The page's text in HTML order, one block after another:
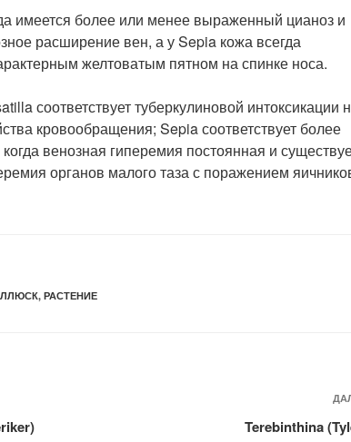
имеется более или менее выраженный цианоз и
расширение вен, а у Sepia кожа всегда
желтоватым пятном на спинке носа.
соответствует туберкулиновой интоксикации
кровообращения; Sepia соответствует более
венозная гиперемия постоянная и
органов малого таза с поражением
, РАСТЕНИЕ
Terebinthina